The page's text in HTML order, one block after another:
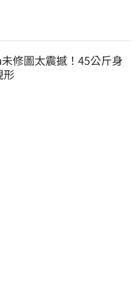
修圖太震撼！45公斤身
形